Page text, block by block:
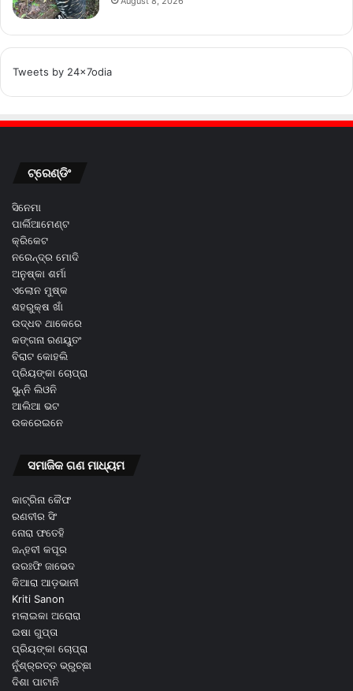
Tweets by 24x7odia
ଟ୍ରେଣ୍ଡିଂ
ସିନେମା
ପାର୍ଲିଆମେଣ୍ଟ
କ୍ରିକେଟ
ନରେନ୍ଦ୍ର ମୋଦି
ଅନୁଷ୍କା ଶର୍ମା
ଏଲୋନ ମୁଷ୍କ
ଶହରୁକ୍ଷ ଖାଁ
ଉଦ୍ଧବ ଥାକେରେ
କଙ୍ଗନା ରଣୟୁତଂ
ବିରାଟ କୋହଲି
ପ୍ରିୟଙ୍କା ଚୋପ୍ରା
ସୁନ୍ନି ଲିଓନି
ଆଲିଆ ଭଟ
ଉକରେଇନେ
ସମାଜିକ ଗଣ ମାଧ୍ୟମ
କାଟ୍ରିନା କୈଫ
ରଣବୀର ସିଂ
ନୋରା ଫତେହି
ଜନ୍ହବୀ କପୂର
ଉରଃଫି ଜାଭେଦ
କିଆରା ଆଡ଼ଭାନୀ
Kriti Sanon
ମଲାଇକା ଅରୋରା
ଇଷା ଗୁପ୍ତା
ପ୍ରିୟଙ୍କା ଚୋପ୍ରା
ନୁଁଶ୍ର୍ରତ୍ତ ଭ୍ରୁଚ୍ଛା
ଦିଶା ପାଟାନି